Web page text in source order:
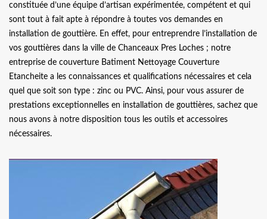
constituée d’une équipe d’artisan expérimentée, compétent et qui
sont tout à fait apte à répondre à toutes vos demandes en
installation de gouttière. En effet, pour entreprendre l’installation de
vos gouttières dans la ville de Chanceaux Pres Loches ; notre
entreprise de couverture Batiment Nettoyage Couverture
Etancheite a les connaissances et qualifications nécessaires et cela
quel que soit son type : zinc ou PVC. Ainsi, pour vous assurer de
prestations exceptionnelles en installation de gouttières, sachez que
nous avons à notre disposition tous les outils et accessoires
nécessaires.